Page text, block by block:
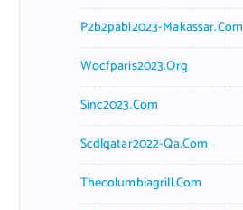
P2b2pabi2023-Makassar.com
Wocfparis2023.org
Sinc2023.com
Scdlqatar2022-Qa.com
Thecolumbiagrill.com